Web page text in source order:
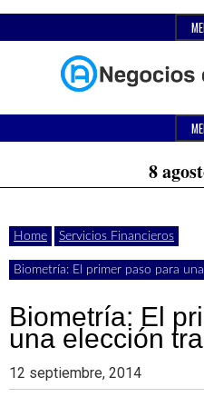
to
con
Últimas
noticias,
comunicados
actualidad
de
negocios
con
Argentina.
Header
8
Home Servicios Financieros
Biometría: El primer paso para
Biometría: El
una elección
12 septiembre, 2014